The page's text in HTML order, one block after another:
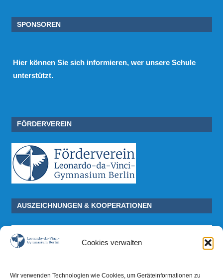
Cookies verwalten
Wir verwenden Technologien wie Cookies, um Geräteinformationen zu
SPONSOREN
Hier können Sie sich informieren, wer unsere Schule
unterstützt.
FÖRDERVEREIN
AUSZEICHNUNGEN & KOOPERATIONEN